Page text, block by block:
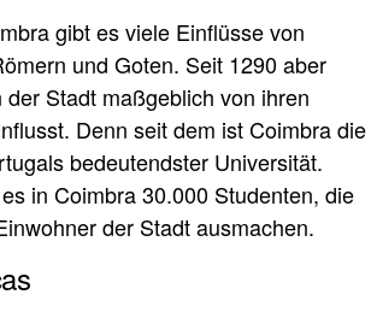
gibt es viele Einflüsse von
und Goten. Seit 1290 aber
Stadt maßgeblich von ihren
Denn seit dem ist Coimbra die
bedeutendster Universität.
in Coimbra 30.000 Studenten, die
der Stadt ausmachen.